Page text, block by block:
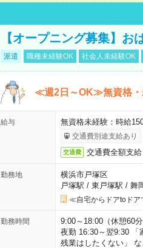
【オープニング募集】
派遣 職種未経験OK 社会人未経験OK
≪週2日～OK≫無資格・
給与 無資格未経験：時給
交通費別途支給あり
交通費 交通費全額支給
勤務地
横浜市戸塚区
戸塚駅 / 東戸塚駅 / 舞
≪自宅からドアtoドア
勤務時間
9:00～18:00（休憩60
夜勤 16:30～翌9:30 「
残業はしたくない」